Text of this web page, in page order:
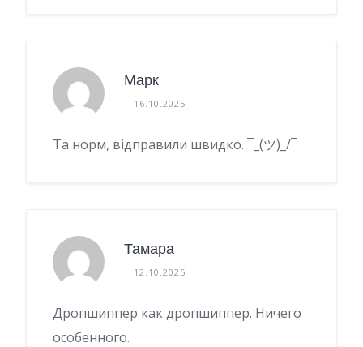
Марк
16.10.2025
Та норм, відправили швидко. ¯_(ツ)_/¯
Тамара
12.10.2025
Дропшиппер как дропшиппер. Ничего
особенного.